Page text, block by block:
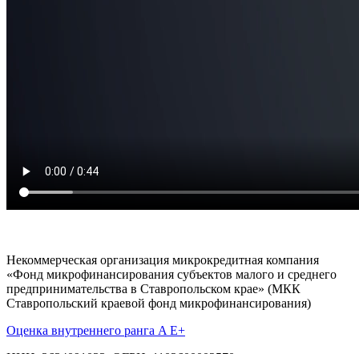
Некоммерческая организация микрокредитная компания
«Фонд микрофинансирования субъектов малого и среднего
предпринимательства в Ставропольском крае» (МКК
Ставропольский краевой фонд микрофинансирования)
Оценка внутреннего ранга A E+